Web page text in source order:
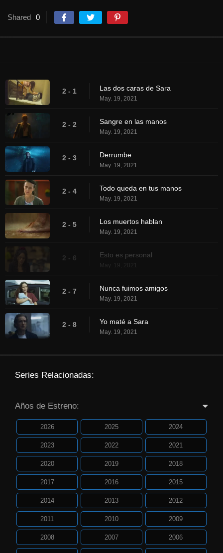
Shared 0
2 - 1 Las dos caras de Sara
May. 19, 2021
2 - 2 Sangre en las manos
May. 19, 2021
2 - 3 Derrumbe
May. 19, 2021
2 - 4 Todo queda en tus manos
May. 19, 2021
2 - 5 Los muertos hablan
May. 19, 2021
2 - 6 Esto es personal
May. 19, 2021
2 - 7 Nunca fuimos amigos
May. 19, 2021
2 - 8 Yo maté a Sara
May. 19, 2021
Series Relacionadas:
Años de Estreno:
2026 2025 2024
2023 2022 2021
2020 2019 2018
2017 2016 2015
2014 2013 2012
2011 2010 2009
2008 2007 2006